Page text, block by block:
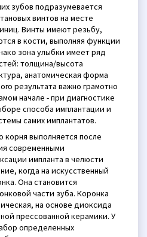
зубов подразумевается
винтов на месте
Винты имеют резьбу,
в кости, выполняя функции
зона улыбки имеет ряд
толщина/высота
анатомическая форма
результата важно грамотно
начале - при диагностике
способа имплантации и
самих имплантатов.
корня выполняется после
современными
импланта в челюсти
когда на искусственный
Она становится
части зуба. Коронка
на основе диоксида
прессованной керамики. У
определенных